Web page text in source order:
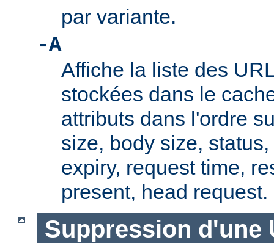
par variante.
-A
Affiche la liste des
stockées dans le
attributs dans l'ordre
size, body size,
expiry, request time,
present, head request.
Suppression d'une